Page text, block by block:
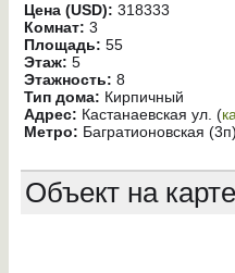
Цена (USD): 318333
Комнат: 3
Площадь: 55
Этаж: 5
Этажность: 8
Тип дома: Кирпичный
Адрес: Кастанаевская ул. (
Метро: Багратионовская
Объект на карте